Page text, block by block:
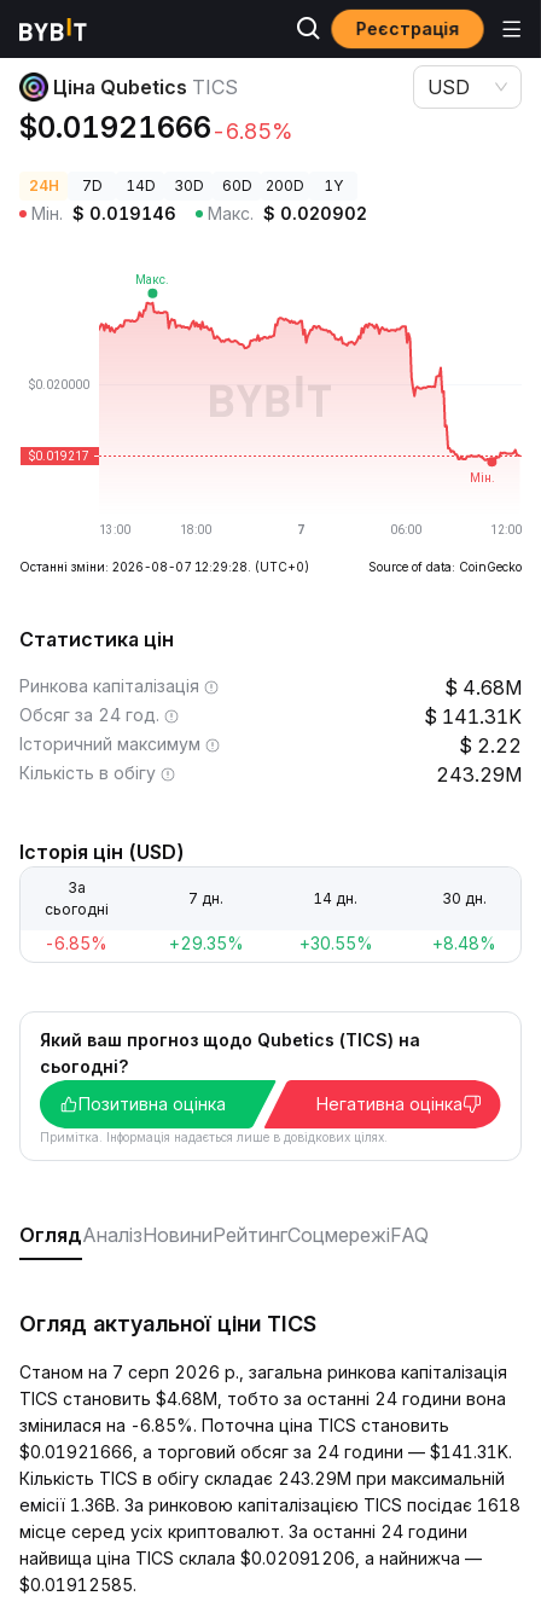
Реєстрація
Ціни криптовалют Ціна Qubetics TICS
Ціна Qubetics TICS
$0.01921666-6.85%
USD
24H 7D 14D 30D 60D 200D 1Y
Мін. $ 0.019146 Макс. $ 0.020902
Останні зміни: 2026-08-07 12:29:28. (UTC+0) Source of data: CoinGecko
Статистика цін
Ринкова капіталізація 4.68M
Обсяг за 24 год. 141.31K
Історичний максимум 2.22
Кількість в обігу 243.29M
Історія цін (USD)
За
сьогодні
7 дн. 14 дн. 30 дн.
-6.85% +29.35% +30.55% +8.48%
Який ваш прогноз щодо Qubetics (TICS) на
сьогодні?
Позитивна оцінка
Негативна оцінка
Примітка. Інформація надається лише в довідкових цілях.
ОглядАналізНовиниРейтингСоцмережіFAQ
Огляд актуальної ціни TICS
Станом на 7 серп 2026 р., загальна ринкова капіталізація
TICS становить $4.68M, тобто за останні 24 години вона
змінилася на -6.85%. Поточна ціна TICS становить
$0.01921666, а торговий обсяг за 24 години — $141.31K.
Кількість TICS в обігу складає 243.29M при максимальній
емісії 1.36B. За ринковою капіталізацією TICS посідає 1618
місце серед усіх криптовалют. За останні 24 години
найвища ціна TICS склала $0.02091206, а найнижча —
$0.01912585.